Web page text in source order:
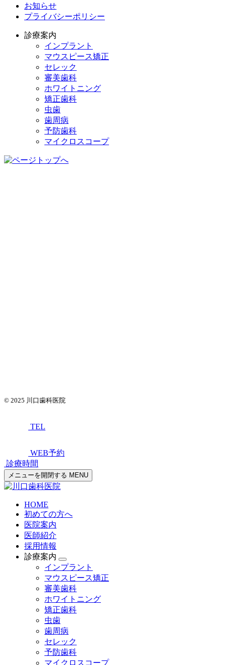
お知らせ
プライバシーポリシー
診療案内
インプラント
マウスピース矯正
セレック
審美歯科
ホワイトニング
矯正歯科
虫歯
歯周病
予防歯科
マイクロスコープ
© 2025 川口歯科医院
TEL
WEB予約
診療時間
メニューを開閉する MENU
HOME
初めての方へ
医院案内
医師紹介
採用情報
診療案内
インプラント
マウスピース矯正
審美歯科
ホワイトニング
矯正歯科
虫歯
歯周病
セレック
予防歯科
マイクロスコープ